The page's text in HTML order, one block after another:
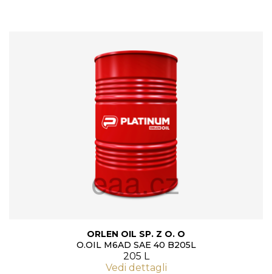
ORLEN OIL SP. Z O. O
O.OIL M6AD SAE 40 B205L
205 L
Vedi dettagli